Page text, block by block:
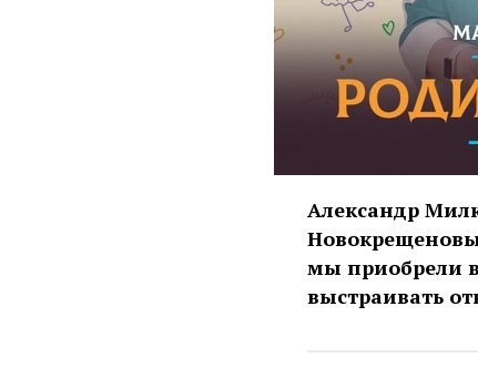
Александр
мы приобрели
выстраивать